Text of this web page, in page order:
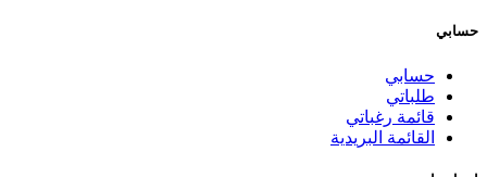
حسابي
حسابي
طلباتي
قائمة رغباتي
القائمة البريدية